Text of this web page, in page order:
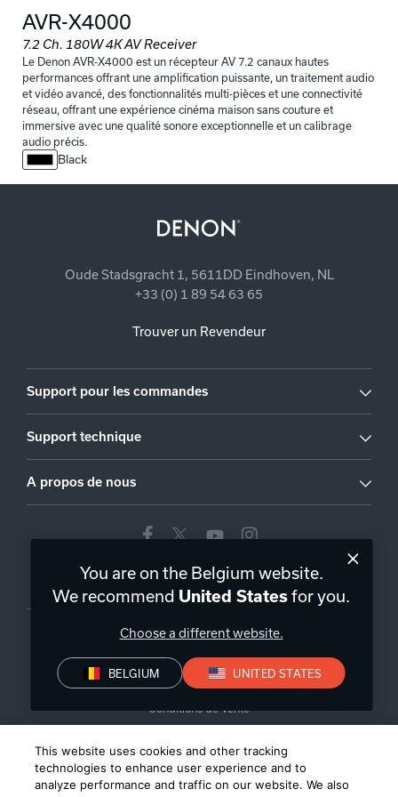
AVR-X4000
7.2 Ch. 180W 4K AV Receiver
Le Denon AVR-X4000 est un récepteur AV 7.2 canaux hautes
performances offrant une amplification puissante, un traitement audio
et vidéo avancé, des fonctionnalités multi-pièces et une connectivité
réseau, offrant une expérience cinéma maison sans couture et
immersive avec une qualité sonore exceptionnelle et un calibrage
audio précis.
Black
Oude Stadsgracht 1, 5611DD Eindhoven, NL
+33 (0) 1 89 54 63 65
Trouver un Revendeur
Support pour les commandes
Support technique
A propos de nous
Belgique|FR
Politique de confidentialité
Déclaration de conformité
Conditions de Vente
© 2026 Harman International Industries, Incorporated. All rights
reserved.
You are on the Belgium website.
We recommend United Statesfor you.
Choose a different website.
BELGIUM UNITED STATES
This website uses cookies and other tracking
technologies to enhance user experience and to
analyze performance and traffic on our website. We also